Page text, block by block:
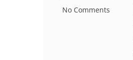
No Comments